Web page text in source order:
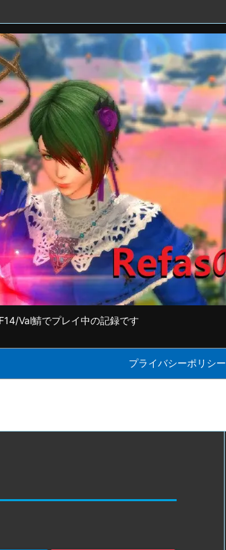
Val鯖でプレイ中の記録です
プライバシーポリシー